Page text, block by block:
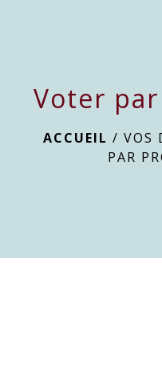
Voter
ACCUEIL / VOS
PAR